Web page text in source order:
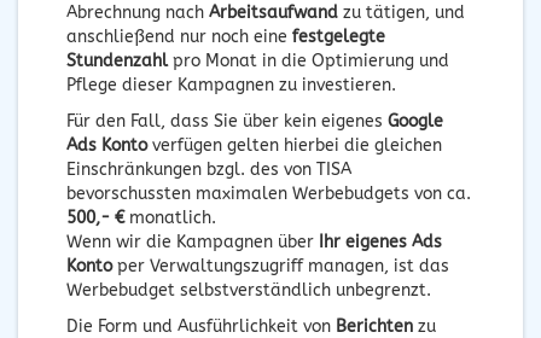
Abrechnung nach Arbeitsaufwand zu tätigen, und
anschließend nur noch eine festgelegte
Stundenzahlpro Monat in die Optimierung und
Pflege dieser Kampagnen zu investieren.
Für den Fall, dass Sie über kein eigenes Google
Ads Kontoverfügen gelten hierbei die gleichen
Einschränkungen bzgl. des von TISA
bevorschussten maximalen Werbebudgets von ca.
500,- €monatlich.
Wenn wir die Kampagnen über Ihr eigenes Ads
Kontoper Verwaltungszugriff managen, ist das
Werbebudget selbstverständlich unbegrenzt.
Die Form und Ausführlichkeit von Berichten zu